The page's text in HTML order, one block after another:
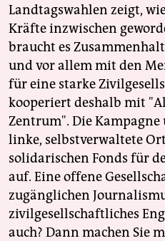
Landtagswahlen zeigt,
Kräfte inzwischen
braucht es
und vor allem mit den
für eine starke
kooperiert deshalb mit
Zentrum". Die
linke, selbstverwaltete
solidarischen Fonds für
auf. Eine offene
zugänglichen
zivilgesellschaftliches
auch? Dann machen Sie